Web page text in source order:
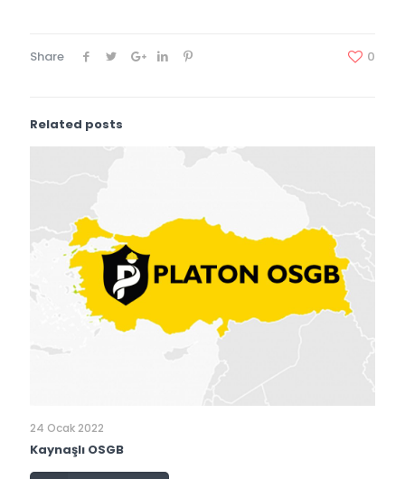
Share 0
Related posts
24 Ocak 2022
Kaynaşlı OSGB